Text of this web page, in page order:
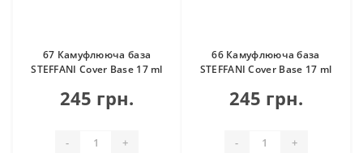
67 Камуфлююча база
STEFFANI Cover Base 17 ml
245 грн.
- +
66 Камуфлююча база
STEFFANI Cover Base 17 ml
245 грн.
- +